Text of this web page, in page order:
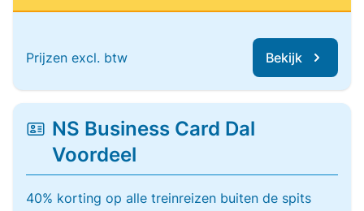
Prijzen excl. btw Bekijk
NS Business Card Dal
Voordeel
40% korting op alle treinreizen buiten de spits